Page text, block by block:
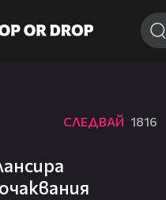
СЛЕДВАЙ 1816